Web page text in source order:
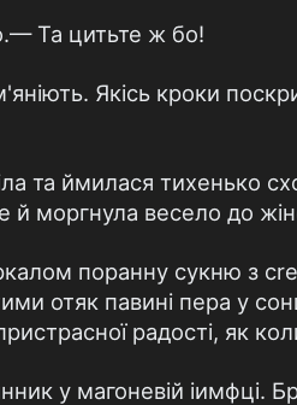
Та цитьте ж бо!
Якісь кроки
та ймилася тихенько
моргнула весело до
поранну сукню з
отяк павині пера у
радості, як
у магоневій іимфці.